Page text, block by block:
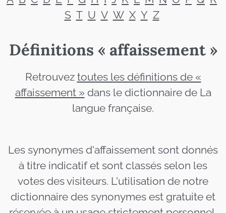
S T U V W X Y Z
Définitions « affaissement »
Retrouvez toutes les définitions de «
affaissement »dans le dictionnaire de La
langue française.
Les synonymes d'affaissement sont donnés
à titre indicatif et sont classés selon les
votes des visiteurs. L'utilisation de notre
dictionnaire des synonymes est gratuite et